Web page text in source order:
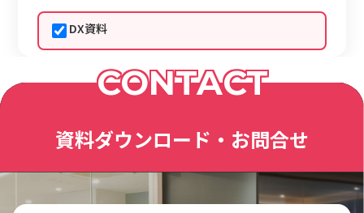
DX資料
CONTACT
資料ダウンロード・お問合せ